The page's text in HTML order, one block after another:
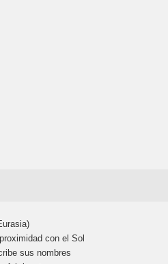
con el Sol
sus nombres